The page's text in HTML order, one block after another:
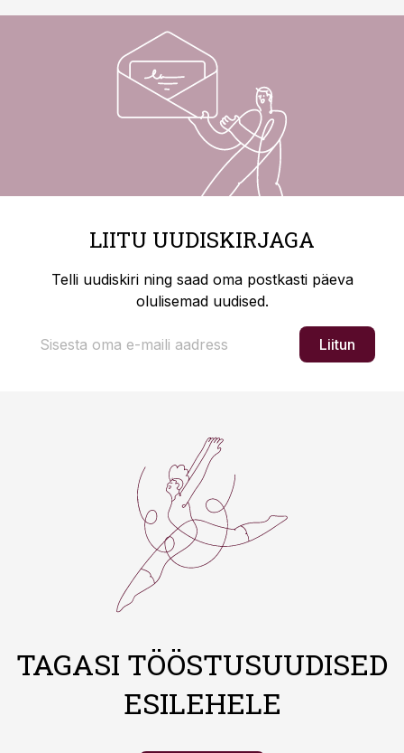
LIITU UUDISKIRJAGA
Telli uudiskiri ning saad oma postkasti päeva
olulisemad uudised.
Liitun
TAGASI TÖÖSTUSUUDISED
ESILEHELE